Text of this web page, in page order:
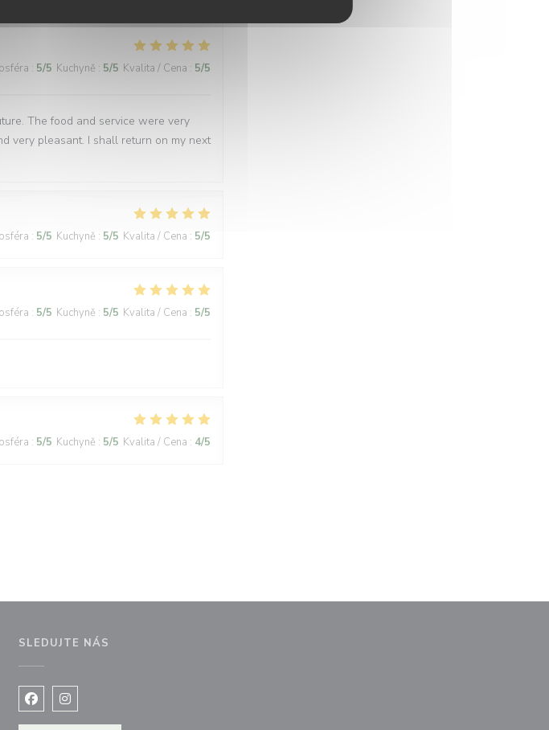
: 5/5 Kuchyně : 5/5 Kvalita / Cena : 5/5
The food and service were very
very pleasant. I shall return on my next
: 5/5 Kuchyně : 5/5 Kvalita / Cena : 5/5
: 5/5 Kuchyně : 5/5 Kvalita / Cena : 5/5
: 5/5 Kuchyně : 5/5 Kvalita / Cena : 4/5
SLEDUJTE NÁS
Facebook ((otevře se v novém okně))
Instagram ((otevře se v novém okně))